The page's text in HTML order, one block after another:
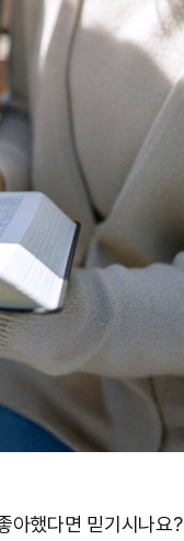
아했다면 믿기시나요?